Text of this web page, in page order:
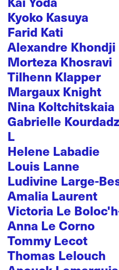
Kyoko Kasuya
Farid Kati
Alexandre Khondji
Morteza Khosravi
Tilhenn Klapper
Margaux Knight
Nina Koltchitskaia
Gabrielle
L
Helene Labadie
Louis Lanne
Ludivine Large-
Amalia Laurent
Victoria Le
Anna Le Corno
Tommy Lecot
Thomas Lelouch